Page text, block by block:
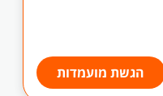
הגשת מועמדות